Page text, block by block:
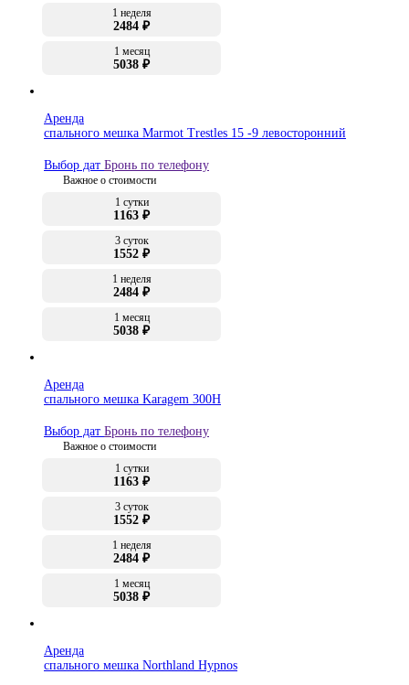
1 неделя
2484 ₽
1 месяц
5038 ₽
Аренда
спального мешка Marmot Trestles 15 -9 левосторонний
Выбор дат Бронь по телефону
Важное о стоимости
1 сутки
1163 ₽
3 суток
1552 ₽
1 неделя
2484 ₽
1 месяц
5038 ₽
Аренда
спального мешка Karagem 300H
Выбор дат Бронь по телефону
Важное о стоимости
1 сутки
1163 ₽
3 суток
1552 ₽
1 неделя
2484 ₽
1 месяц
5038 ₽
Аренда
спального мешка Northland Hypnos